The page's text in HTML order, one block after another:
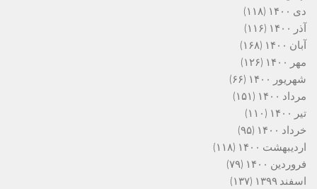
دی ۱۴۰۰
(۱۱۸)
آذر ۱۴۰۰
(۱۱۶)
آبان ۱۴۰۰
(۱۶۸)
مهر ۱۴۰۰
(۱۲۶)
شهریور ۱۴۰۰
(۶۶)
مرداد ۱۴۰۰
(۱۵۱)
تیر ۱۴۰۰
(۱۱۰)
خرداد ۱۴۰۰
(۹۵)
اردیبهشت ۱۴۰۰
(۱۱۸)
فروردین ۱۴۰۰
(۷۹)
اسفند ۱۳۹۹
(۱۳۷)